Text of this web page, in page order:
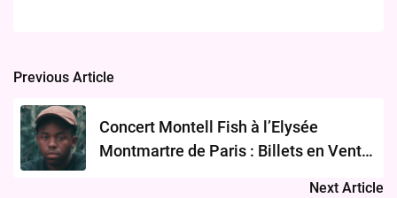
Post
navigation
Previous Article
Concert Montell Fish à l’Elysée
Montmartre de Paris : Billets en Vente
Next Article